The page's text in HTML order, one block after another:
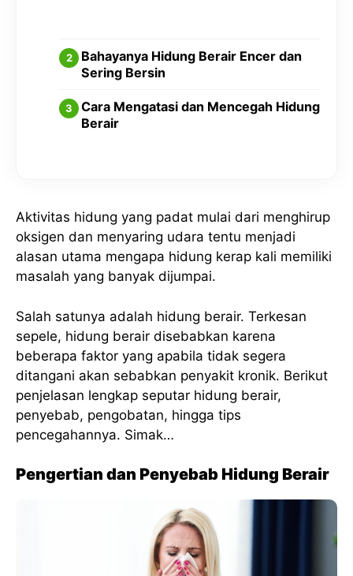
Bahayanya Hidung Berair Encer dan
Sering Bersin
Cara Mengatasi dan Mencegah Hidung
Berair
Aktivitas hidung yang padat mulai dari menghirup
oksigen dan menyaring udara tentu menjadi
alasan utama mengapa hidung kerap kali memiliki
masalah yang banyak dijumpai.
Salah satunya adalah hidung berair. Terkesan
sepele, hidung berair disebabkan karena
beberapa faktor yang apabila tidak segera
ditangani akan sebabkan penyakit kronik. Berikut
penjelasan lengkap seputar hidung berair,
penyebab, pengobatan, hingga tips
pencegahannya. Simak…
Pengertian dan Penyebab Hidung Berair